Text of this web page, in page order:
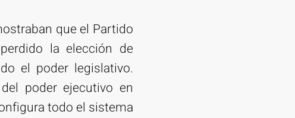
que el Partido
la elección de
el poder legislativo.
poder ejecutivo en
todo el sistema